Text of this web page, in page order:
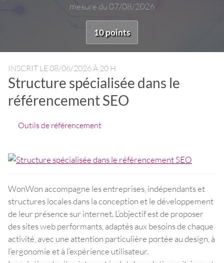
mesure du 07/08/2026
10 points
INSCRIT LE08/06/2026 À 20 H
Structure spécialisée dans le
référencement SEO
Outils de référencement
WonWon accompagne les entreprises, indépendants et
structures locales dans la conception et le développement
de leur présence sur internet. L’objectif est de proposer
des sites web performants, adaptés aux besoins de chaque
activité, avec une attention particulière portée au design, à
l’ergonomie et à l’expérience utilisateur.